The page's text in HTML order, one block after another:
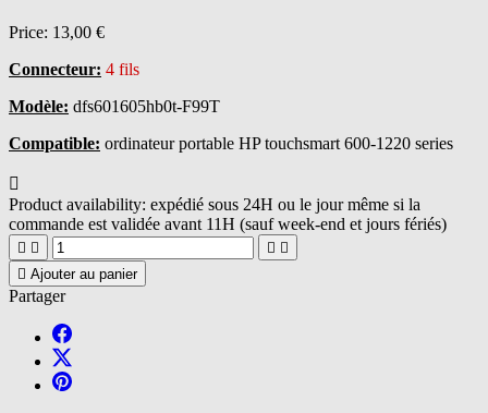
Price: 13,00 €
Connecteur: 4 fils
Modèle: dfs601605hb0t-F99T
Compatible: ordinateur portable HP touchsmart 600-1220 series

Product availability: expédié sous 24H ou le jour même si la
commande est validée avant 11H (sauf week-end et jours fériés)
   
 Ajouter au panier
Partager